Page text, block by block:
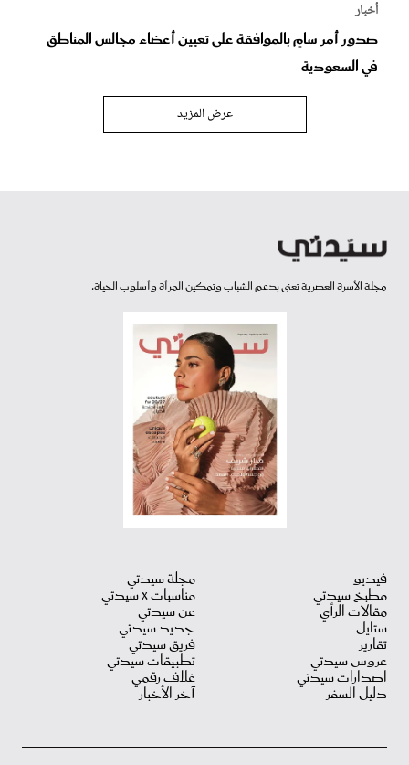
أخبار
صدور أمر سامٍ بالموافقة على تعيين أعضاء مجالس المناطق
في السعودية
عرض المزيد
مجلة الأسرة العصرية تعنى بدعم الشباب وتمكين المرأة وأسلوب الحياة.
فيديو
مطبخ سيدتي
مقالات الرأي
ستايل
تقارير
عروس سيدتي
اصدارات سيدتي
دليل السفر
مجلة سيدتي
مناسبات X سيدتي
عن سيدتي
جديد سيدتي
فريق سيدتي
تطبيقات سيدتي
غلاف رقمي
آخر الأخبار